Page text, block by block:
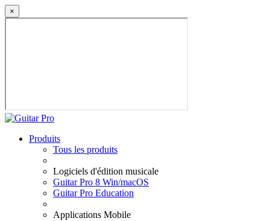
×
Produits
Tous les produits
Logiciels d'édition musicale
Guitar Pro 8 Win/macOS
Guitar Pro Education
Applications Mobile